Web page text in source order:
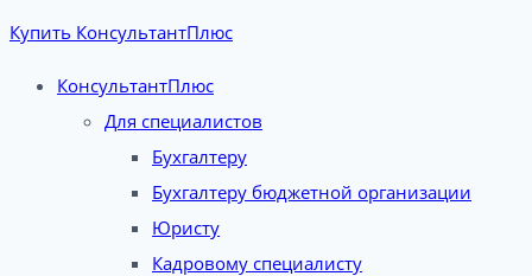
Купить КонсультантПлюс
КонсультантПлюс
Для специалистов
Бухгалтеру
Бухгалтеру бюджетной организации
Юристу
Кадровому специалисту